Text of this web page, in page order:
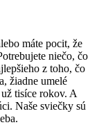
máte pocit, že
niečo, čo
z toho, čo
žiadne umelé
tisíce rokov. A
Naše sviečky sú